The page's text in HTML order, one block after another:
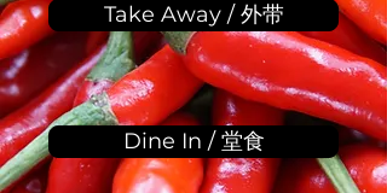
Take Away / 外带
Dine In / 堂食